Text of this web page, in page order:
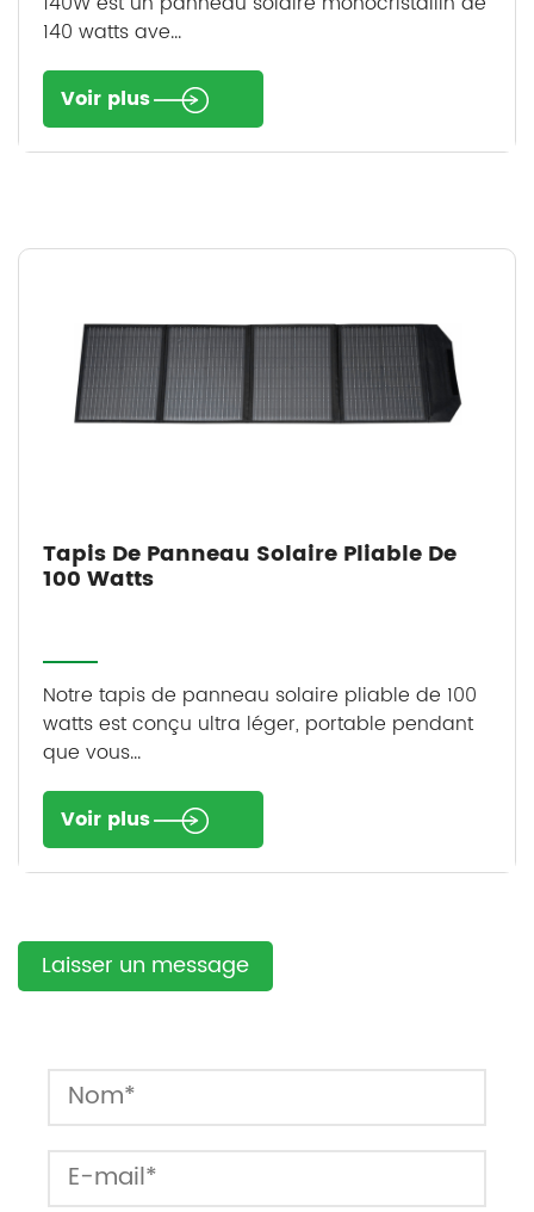
140 watts ave...
Voir plus
Tapis De Panneau Solaire Pliable De
100 Watts
Notre tapis de panneau solaire pliable de 100
watts est conçu ultra léger, portable pendant
que vous...
Voir plus
Laisser un message